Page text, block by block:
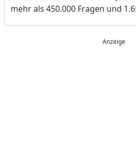
mehr als 450.000 Fragen und